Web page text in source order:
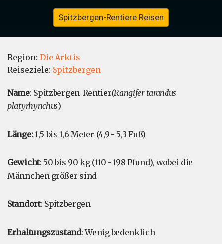
Spitzbergen-Rentiere Reisen
Region: Die Arktis
Reiseziele: Spitzbergen
Name: Spitzbergen-Rentier(Rangifer tarandus
platyrhynchus)
Länge:1,5 bis 1,6 Meter (4,9 - 5,3 Fuß)
Gewicht: 50 bis 90 kg (110 - 198 Pfund), wobei die
Männchen größer sind
Standort: Spitzbergen
Erhaltungszustand: Wenig bedenklich